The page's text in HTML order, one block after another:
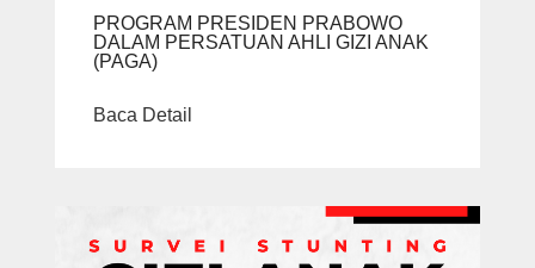
PROGRAM PRESIDEN PRABOWO
DALAM PERSATUAN AHLI GIZI ANAK
(PAGA)
Baca Detail